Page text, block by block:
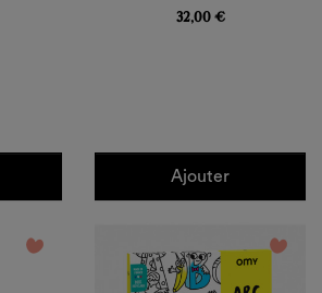
32,00 €
Ajouter
favorite_border favorite_border